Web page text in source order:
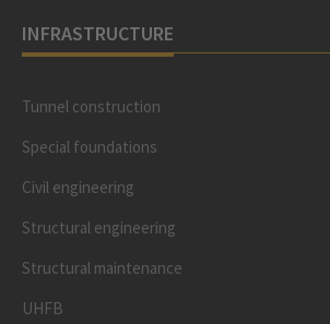
INFRASTRUCTURE
Tunnel construction
Special foundations
Civil engineering
Structural engineering
Structural maintenance
UHFB